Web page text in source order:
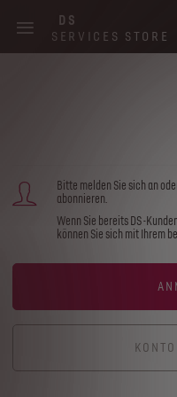
content
DS
SERVICES STORE
Bitte melden Sie sich an
abonnieren.
Wenn Sie bereits DS -
können Sie sich mit Ihrem